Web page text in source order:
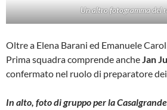
Un altro fotogramma del
Oltre a Elena Barani ed Emanuele
Prima squadra comprende ancheJan
confermato nel ruolo di preparatore
In alto, foto di gruppo per la